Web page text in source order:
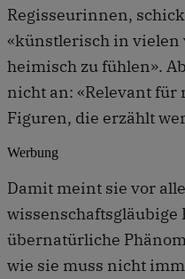
Regisseurinnen,
«künstlerisch in vielen
heimisch zu fühlen».
nicht an: «Relevant
Figuren, die erzählt
Werbung
Damit meint sie vor
wissenschaftsgläubige
übernatürliche
wie sie muss nicht